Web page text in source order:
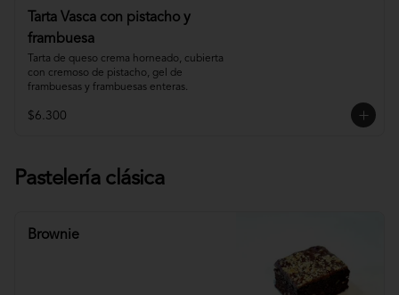
Tarta Vasca con pistacho y
frambuesa
Tarta de queso crema horneado, cubierta
con cremoso de pistacho, gel de
frambuesas y frambuesas enteras.
$6.300
Pastelería clásica
Brownie